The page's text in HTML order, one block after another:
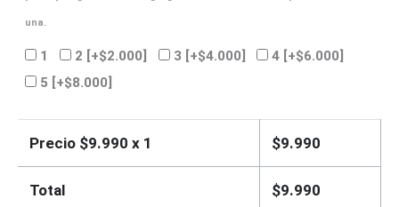
una.
1 2 [+$2.000] 3 [+$4.000] 4 [+$6.000]
5 [+$8.000]
Precio $9.990 x 1 $9.990
Total $9.990